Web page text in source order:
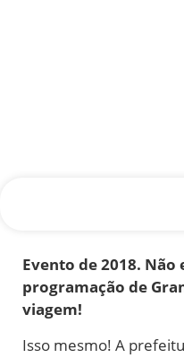
Evento de 2018.
programação de
viagem!
Isso mesmo! A